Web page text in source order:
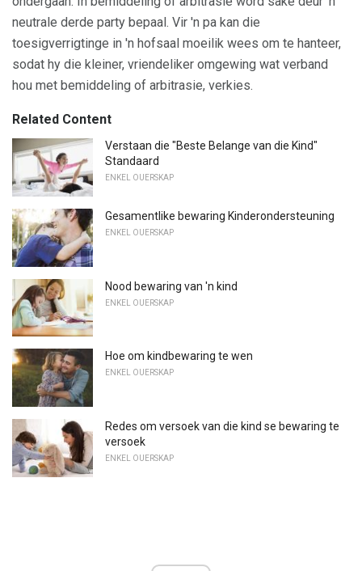
neutrale derde party bepaal. Vir 'n pa kan die
toesigverrigtinge in 'n hofsaal moeilik wees om te hanteer,
sodat hy die kleiner, vriendeliker omgewing wat verband
hou met bemiddeling of arbitrasie, verkies.
Related Content
Verstaan ​​die "Beste Belange van die Kind"
Standaard
ENKEL OUERSKAP
Gesamentlike bewaring Kinderondersteuning
ENKEL OUERSKAP
Nood bewaring van 'n kind
ENKEL OUERSKAP
Hoe om kindbewaring te wen
ENKEL OUERSKAP
Redes om versoek van die kind se bewaring te
versoek
ENKEL OUERSKAP